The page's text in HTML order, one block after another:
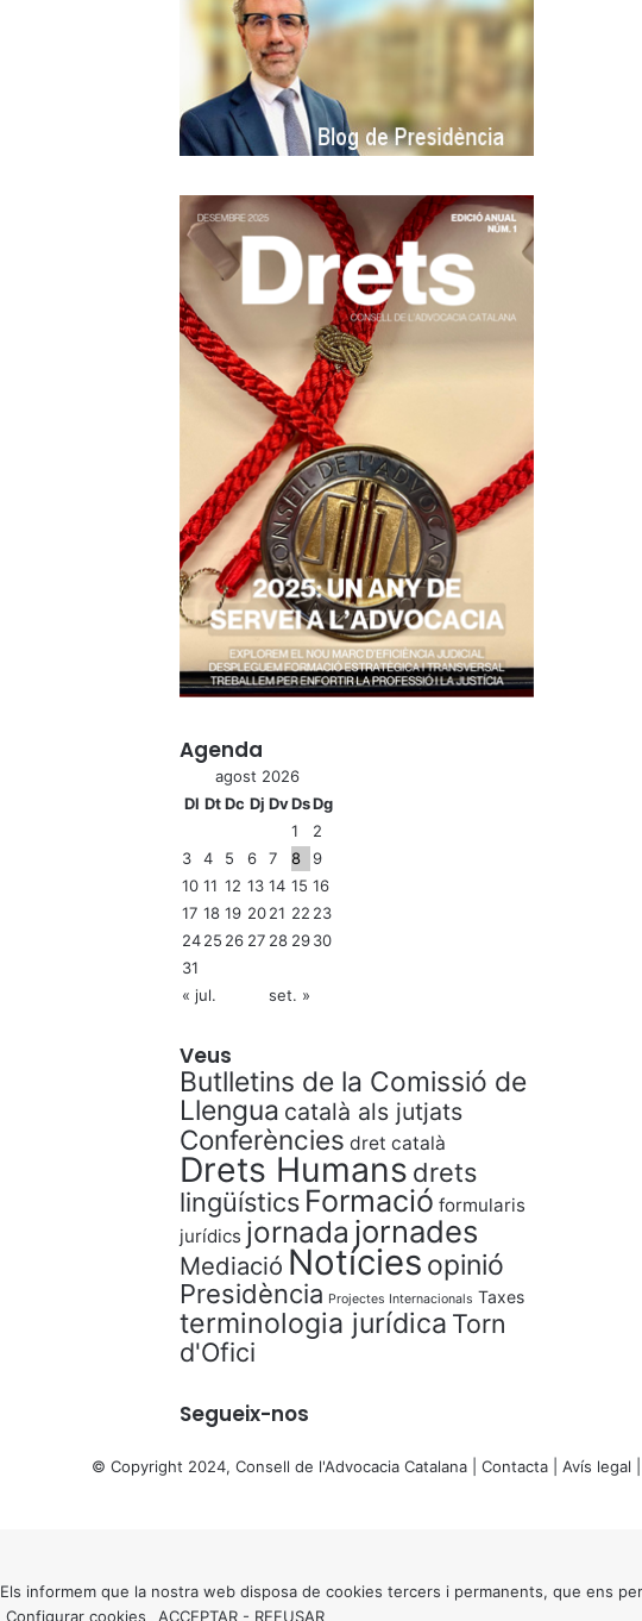
Agenda
agost 2026
Dl DtDc Dj DvDsDg
1
2
3
4 5 6 7 8
9
10 11 12 13 14 15 16
17 18 19 2021 22 23
2425 26 27 28 2930
31
« jul.
set. »
Veus
Butlletins de la Comissió de
Llengua català als jutjats
Conferències dret català
Drets Humans drets
lingüístics Formació formularis
jurídics jornada jornades
Mediació Notícies opinió
Presidència Projectes Internacionals Taxes
terminologia jurídica Torn
d'Ofici
Segueix-nos
© Copyright 2024, Consell de l'Advocacia Catalana | Contacta Avís legal
button
Els informem que la nostra web disposa de cookies tercers i permanents, que ens
Configurar cookies
ACCEPTAR - REFUSAR